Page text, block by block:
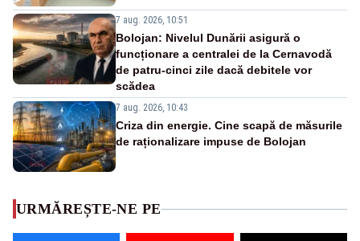
7 aug. 2026, 10:51
Bolojan: Nivelul Dunării asigură o
funcționare a centralei de la Cernavodă
de patru-cinci zile dacă debitele vor
scădea
7 aug. 2026, 10:43
Criza din energie. Cine scapă de măsurile
de raționalizare impuse de Bolojan
URMĂREȘTE-NE PE